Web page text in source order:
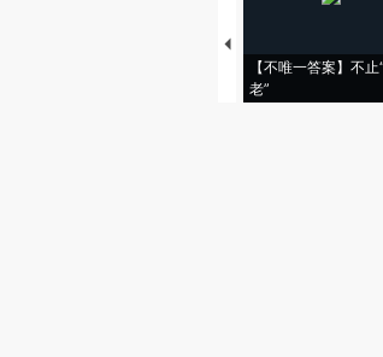
【不唯一答案】不止
老”